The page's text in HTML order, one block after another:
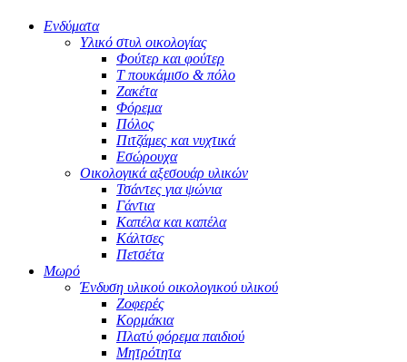
Ενδύματα
Υλικό στυλ οικολογίας
Φούτερ και φούτερ
Τ πουκάμισο & πόλο
Ζακέτα
Φόρεμα
Πόλος
Πιτζάμες και νυχτικά
Εσώρουχα
Οικολογικά αξεσουάρ υλικών
Τσάντες για ψώνια
Γάντια
Καπέλα και καπέλα
Κάλτσες
Πετσέτα
Μωρό
Ένδυση υλικού οικολογικού υλικού
Ζοφερές
Κορμάκια
Πλατύ φόρεμα παιδιού
Μητρότητα